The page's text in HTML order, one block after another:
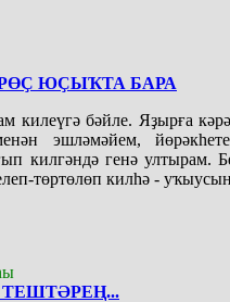
ЮҪЫҠТА БАРА
килеүгә бәйле. Яҙырға
эшләмәйем,
килгәндә генә ултырам.
төртөлөп килһә -